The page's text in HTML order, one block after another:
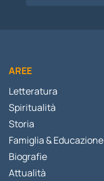
AREE
Letteratura
Spiritualità
Storia
Famiglia & Educazione
Biografie
Attualità